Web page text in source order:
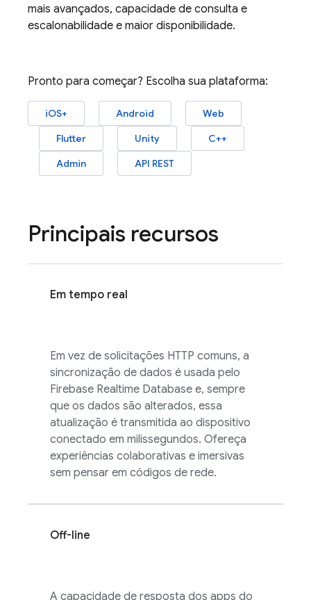
mais avançados, capacidade de consulta e
escalonabilidade e maior disponibilidade.
Pronto para começar? Escolha sua plataforma:
iOS+ Android
Web
Flutter
Unity
C++
Admin
API REST
Principais recursos
Em tempo real
Em vez de solicitações HTTP comuns, a
sincronização de dados é usada pelo
Firebase Realtime Database e, sempre
que os dados são alterados, essa
atualização é transmitida ao dispositivo
conectado em milissegundos. Ofereça
experiências colaborativas e imersivas
sem pensar em códigos de rede.
Off-line
A capacidade de resposta dos apps do